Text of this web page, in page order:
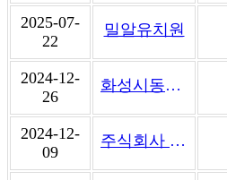
2025-07-
22
밀알유치원
2024-12-
26
화성시동탄치동천종합사회복지관
2024-12-
09
주식회사 호반푸드